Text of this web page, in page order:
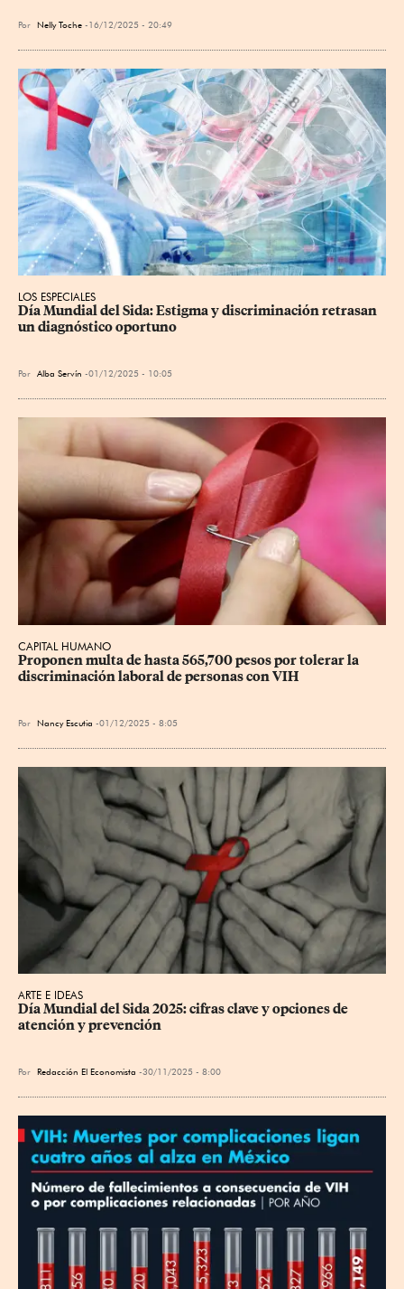
Por Nelly Toche 16/12/2025 - 20:49
LOS ESPECIALES
Día Mundial del Sida: Estigma y discriminación retrasan
un diagnóstico oportuno
Por Alba Servín 01/12/2025 - 10:05
CAPITAL HUMANO
Proponen multa de hasta 565,700 pesos por tolerar la
discriminación laboral de personas con VIH
Por Nancy Escutia 01/12/2025 - 8:05
ARTE E IDEAS
Día Mundial del Sida 2025: cifras clave y opciones de
atención y prevención
Por Redacción El Economista 30/11/2025 - 8:00